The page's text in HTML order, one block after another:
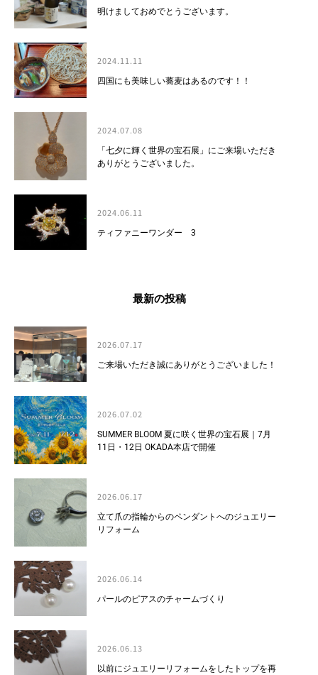
明けましておめでとうございます。
2024.11.11
四国にも美味しい蕎麦はあるのです！！
2024.07.08
「七夕に輝く世界の宝石展」にご来場いただき
ありがとうございました。
2024.06.11
ティファニーワンダー 3
最新の投稿
2026.07.17
ご来場いただき誠にありがとうございました！
2026.07.02
SUMMER BLOOM 夏に咲く世界の宝石展｜7月
11日・12日 OKADA本店で開催
2026.06.17
立て爪の指輪からのペンダントへのジュエリー
リフォーム
2026.06.14
パールのピアスのチャームづくり
2026.06.13
以前にジュエリーリフォームをしたトップを再